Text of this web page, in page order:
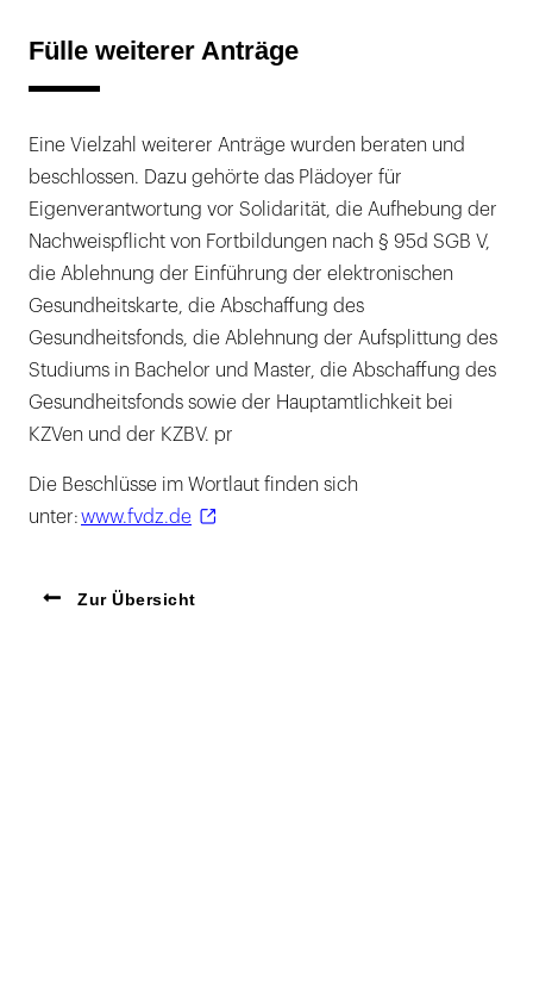
Fülle weiterer Anträge
Eine Vielzahl weiterer Anträge wurden beraten und
beschlossen. Dazu gehörte das Plädoyer für
Eigenverantwortung vor Solidarität, die Aufhebung der
Nachweispflicht von Fortbildungen nach § 95d SGB V,
die Ablehnung der Einführung der elektronischen
Gesundheitskarte, die Abschaffung des
Gesundheitsfonds, die Ablehnung der Aufsplittung des
Studiums in Bachelor und Master, die Abschaffung des
Gesundheitsfonds sowie der Hauptamtlichkeit bei
KZVen und der KZBV. pr
Die Beschlüsse im Wortlaut finden sich
unter:www.fvdz.de
Zur Übersicht